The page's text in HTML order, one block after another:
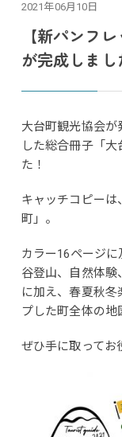
2021年06月10日
【新パンフ
が完成しまし
大台町観光協会
した総合冊子「
た！
キャッチコピーは
町」。
カラー16ページ
谷登山、自然体験
に加え、春夏秋
プした町全体の地
ぜひ手に取ってお